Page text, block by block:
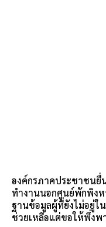
องค์กรภาคประชาชนยื่
ทำงานนอกศูนย์พักพิงห
ฐานข้อมูลผู้ที่ยังไม่อยู่ใ
ช่วยเหลือแต่ขอให้พึ่งพ